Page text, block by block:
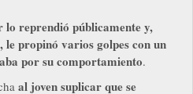
lo reprendió públicamente y,
le propinó varios golpes con un
por su comportamiento.
al joven suplicar que se